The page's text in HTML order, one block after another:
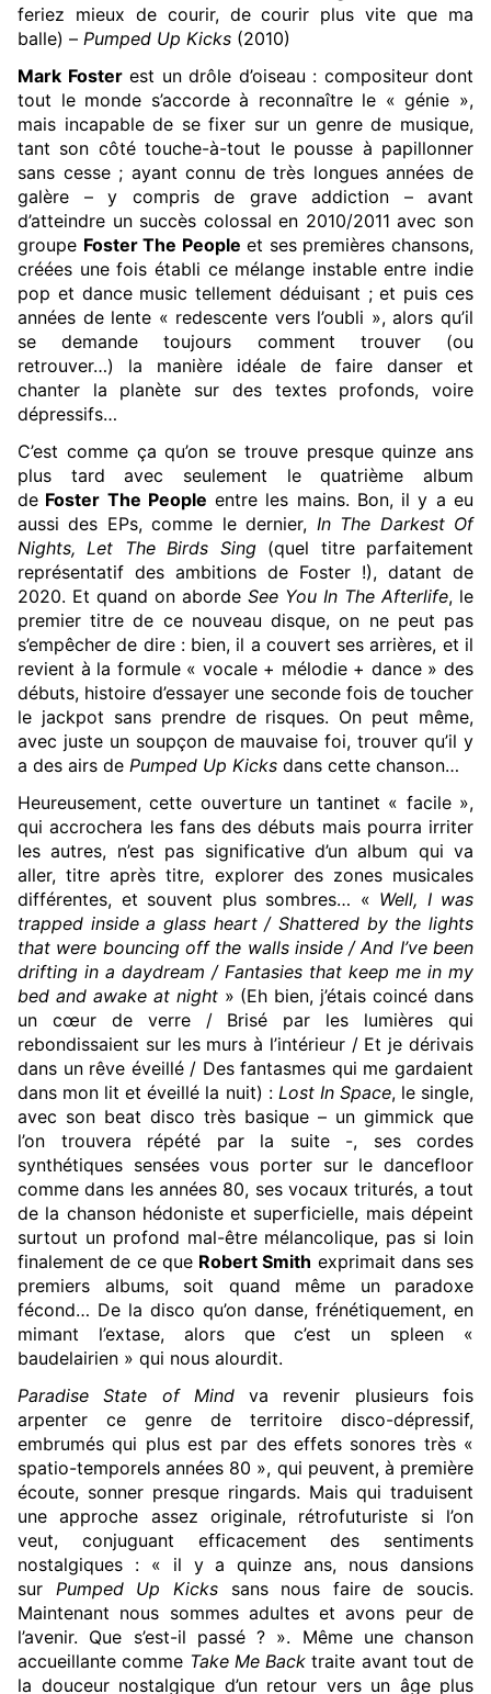
feriez mieux de courir, de courir plus vite que ma
balle) – Pumped Up Kicks (2010)
Mark Foster est un drôle d’oiseau : compositeur dont
tout le monde s’accorde à reconnaître le « génie »,
mais incapable de se fixer sur un genre de musique,
tant son côté touche-à-tout le pousse à papillonner
sans cesse ; ayant connu de très longues années de
galère – y compris de grave addiction – avant
d’atteindre un succès colossal en 2010/2011 avec son
groupe Foster The People et ses premières chansons,
créées une fois établi ce mélange instable entre indie
pop et dance music tellement déduisant ; et puis ces
années de lente « redescente vers l’oubli », alors qu’il
se demande toujours comment trouver (ou
retrouver…) la manière idéale de faire danser et
chanter la planète sur des textes profonds, voire
dépressifs…
C’est comme ça qu’on se trouve presque quinze ans
plus tard avec seulement le quatrième album
de Foster The People entre les mains. Bon, il y a eu
aussi des EPs, comme le dernier, In The Darkest Of
Nights, Let The Birds Sing (quel titre parfaitement
représentatif des ambitions de Foster !), datant de
2020. Et quand on aborde See You In The Afterlife, le
premier titre de ce nouveau disque, on ne peut pas
s’empêcher de dire : bien, il a couvert ses arrières, et il
revient à la formule « vocale + mélodie + dance » des
débuts, histoire d’essayer une seconde fois de toucher
le jackpot sans prendre de risques. On peut même,
avec juste un soupçon de mauvaise foi, trouver qu’il y
a des airs de Pumped Up Kicks dans cette chanson…
Heureusement, cette ouverture un tantinet « facile »,
qui accrochera les fans des débuts mais pourra irriter
les autres, n’est pas significative d’un album qui va
aller, titre après titre, explorer des zones musicales
différentes, et souvent plus sombres… « Well, I was
trapped inside a glass heart / Shattered by the lights
that were bouncing off the walls inside / And I’ve been
drifting in a daydream / Fantasies that keep me in my
bed and awake at night » (Eh bien, j’étais coincé dans
un cœur de verre / Brisé par les lumières qui
rebondissaient sur les murs à l’intérieur / Et je dérivais
dans un rêve éveillé / Des fantasmes qui me gardaient
dans mon lit et éveillé la nuit) : Lost In Space, le single,
avec son beat disco très basique – un gimmick que
l’on trouvera répété par la suite -, ses cordes
synthétiques sensées vous porter sur le dancefloor
comme dans les années 80, ses vocaux triturés, a tout
de la chanson hédoniste et superficielle, mais dépeint
surtout un profond mal-être mélancolique, pas si loin
finalement de ce que Robert Smith exprimait dans ses
premiers albums, soit quand même un paradoxe
fécond… De la disco qu’on danse, frénétiquement, en
mimant l’extase, alors que c’est un spleen «
baudelairien » qui nous alourdit.
Paradise State of Mind
va revenir plusieurs fois
arpenter ce genre de territoire disco-dépressif,
embrumés qui plus est par des effets sonores très «
spatio-temporels années 80 », qui peuvent, à première
écoute, sonner presque ringards. Mais qui traduisent
une approche assez originale, rétrofuturiste si l’on
veut, conjuguant efficacement des sentiments
nostalgiques : « il y a quinze ans, nous dansions
sur Pumped Up Kicks
sans nous faire de soucis.
Maintenant nous sommes adultes et avons peur de
l’avenir. Que s’est-il passé ? ». Même une chanson
accueillante comme Take Me Back traite avant tout de
la douceur nostalgique d’un retour vers un âge plus